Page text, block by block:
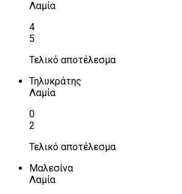
Λαμία
4
5
Τελικό αποτέλεσμα
Τηλυκράτης
Λαμία
0
2
Τελικό αποτέλεσμα
Μαλεσίνα
Λαμία